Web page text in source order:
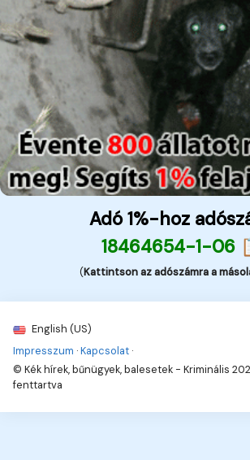
Adó 1%-hoz
18464654-1-06
(Kattintson az adószámra a
English (US)
Impresszum ·Kapcsolat ·
© Kék hírek, bűnügyek, balesetek - Kriminális
fenttartva